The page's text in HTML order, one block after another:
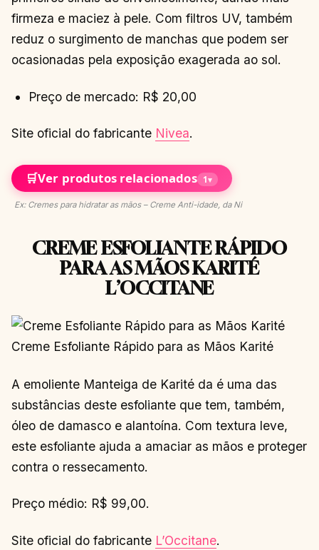
firmeza e maciez à pele. Com filtros UV, também
reduz o surgimento de manchas que podem ser
ocasionadas pela exposição exagerada ao sol.
Preço de mercado: R$ 20,00
Site oficial do fabricante Nivea.
🛒Ver produtos relacionados 1▾
Ex: Cremes para hidratar as mãos – Creme Anti-idade, da Ni
CREME ESFOLIANTE RÁPIDO
PARA AS MÃOS KARITÉ
L’OCCITANE
Creme Esfoliante Rápido para as Mãos Karité
A emoliente Manteiga de Karité da é uma das
substâncias deste esfoliante que tem, também,
óleo de damasco e alantoína. Com textura leve,
este esfoliante ajuda a amaciar as mãos e proteger
contra o ressecamento.
Preço médio: R$ 99,00.
Site oficial do fabricante L’Occitane.